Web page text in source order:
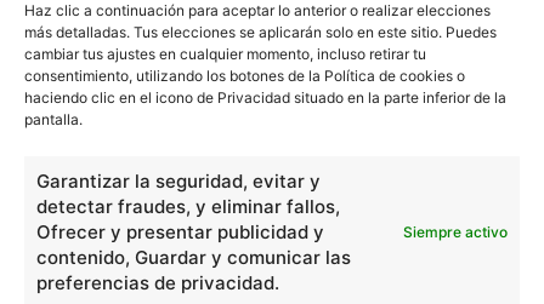
Haz clic a continuación para aceptar lo anterior o realizar elecciones
más detalladas. Tus elecciones se aplicarán solo en este sitio. Puedes
cambiar tus ajustes en cualquier momento, incluso retirar tu
consentimiento, utilizando los botones de la Política de cookies o
haciendo clic en el icono de Privacidad situado en la parte inferior de la
pantalla.
Garantizar la seguridad, evitar y
detectar fraudes, y eliminar fallos,
Ofrecer y presentar publicidad y
contenido, Guardar y comunicar las
preferencias de privacidad.
Siempre activo